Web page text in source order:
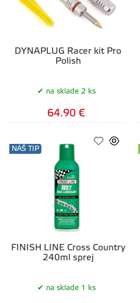
DYNAPLUG Racer kit Pro
Polish
na sklade 2 ks
64.90 €
FINISH LINE Cross Country
240ml sprej
NÁŠ TIP
na sklade 1 ks